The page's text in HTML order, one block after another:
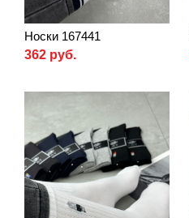
Носки 167441
362 руб.